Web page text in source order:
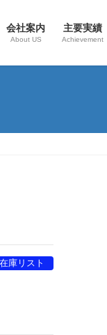
会社案内
About US
主要実績
Achievement
庫リスト